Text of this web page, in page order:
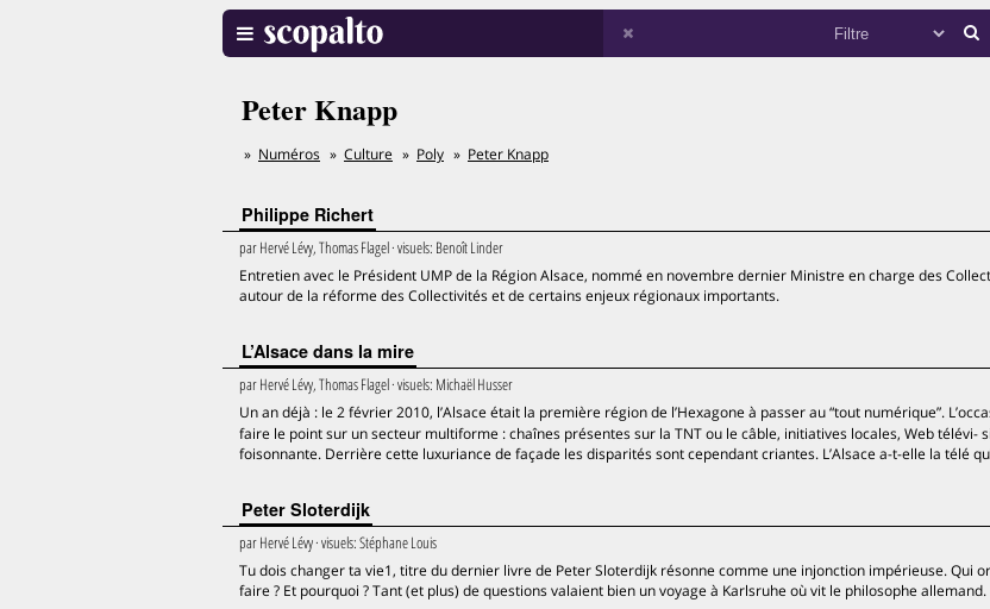
Peter Knapp
Numéros Culture Poly Peter Knapp
Philippe Richert
parHervé Lévy, Thomas Flagel· visuels: Benoît Linder
Entretien avec le Président UMP de la Région Alsace, nommé en novembre dernier Ministre en charge des
autour de la réforme des Collectivités et de certains enjeux régionaux importants.
L’Alsace dans la mire
parHervé Lévy, Thomas Flagel· visuels: Michaël Husser
Un an déjà : le 2 février 2010, l’Alsace était la première région de l’Hexagone à passer au “tout numérique”.
faire le point sur un secteur multiforme : chaînes présentes sur la TNT ou le câble, initiatives locales, Web télévi-
foisonnante. Derrière cette luxuriance de façade les disparités sont cependant criantes. L’Alsace a-t-elle la télé
Peter Sloterdijk
parHervé Lévy· visuels:Stéphane Louis
Tu dois changer ta vie1, titre du dernier livre de Peter Sloterdijk résonne comme une injonction impérieuse. Qui
faire ? Et pourquoi ? Tant (et plus) de questions valaient bien un voyage à Karlsruhe où vit le philosophe allemand.